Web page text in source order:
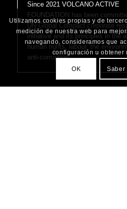
Since 2021 VOLCANO ACTIVE
FOUNDATION has been
UN Global Compact corporate
initiative and its principles in the
human rights, labour, the
anti-corruption.
Utilizamos cookies propias y de
medición de nuestra web para
navegando, consideramos que
configuración u obtener
OK Saber